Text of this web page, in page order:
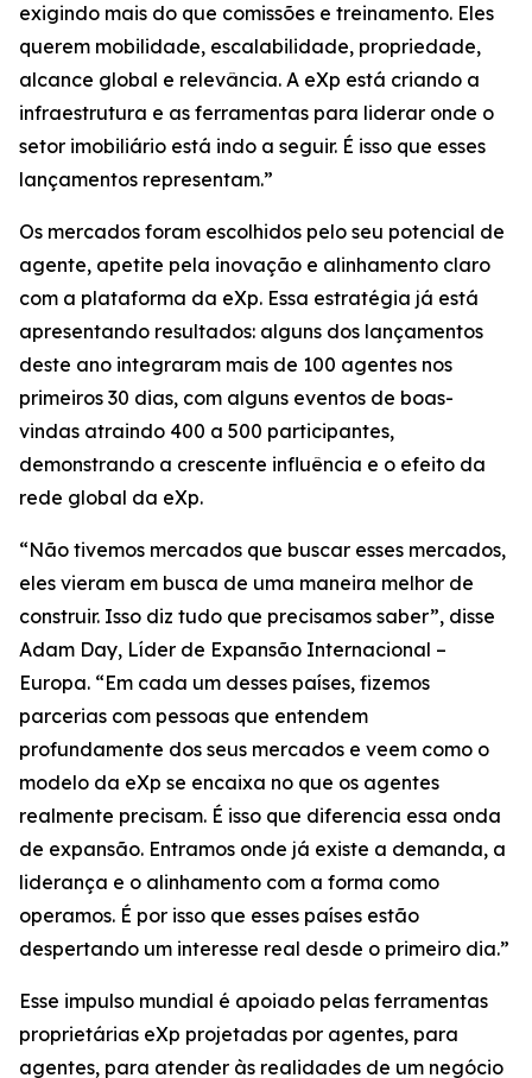
exigindo mais do que comissões e treinamento. Eles
querem mobilidade, escalabilidade, propriedade,
alcance global e relevância. A eXp está criando a
infraestrutura e as ferramentas para liderar onde o
setor imobiliário está indo a seguir. É isso que esses
lançamentos representam.”
Os mercados foram escolhidos pelo seu potencial de
agente, apetite pela inovação e alinhamento claro
com a plataforma da eXp. Essa estratégia já está
apresentando resultados: alguns dos lançamentos
deste ano integraram mais de 100 agentes nos
primeiros 30 dias, com alguns eventos de boas-
vindas atraindo 400 a 500 participantes,
demonstrando a crescente influência e o efeito da
rede global da eXp.
“Não tivemos mercados que buscar esses mercados,
eles vieram em busca de uma maneira melhor de
construir. Isso diz tudo que precisamos saber”, disse
Adam Day, Líder de Expansão Internacional –
Europa. “Em cada um desses países, fizemos
parcerias com pessoas que entendem
profundamente dos seus mercados e veem como o
modelo da eXp se encaixa no que os agentes
realmente precisam. É isso que diferencia essa onda
de expansão. Entramos onde já existe a demanda, a
liderança e o alinhamento com a forma como
operamos. É por isso que esses países estão
despertando um interesse real desde o primeiro dia.”
Esse impulso mundial é apoiado pelas ferramentas
proprietárias eXp projetadas por agentes, para
agentes, para atender às realidades de um negócio